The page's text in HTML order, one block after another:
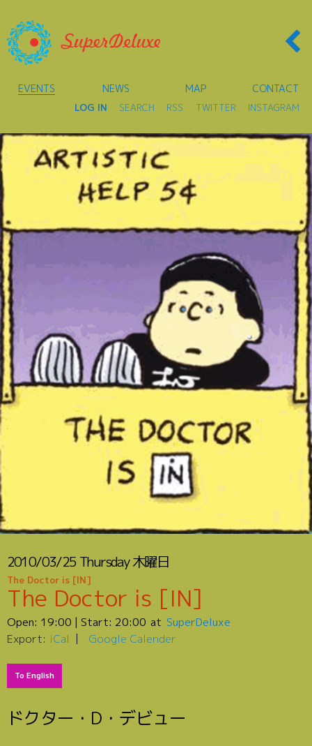
EVENTS NEWS MAP CONTACT
LOG IN SEARCH RSS TWITTER INSTAGRAM
2010/03/25 Thursday木曜日
The Doctor is [IN]
The Doctor is [IN]
Open: 19:00 | Start: 20:00
SuperDeluxe
Export: iCal Google Calender
To English
ドクター・D・デビュー